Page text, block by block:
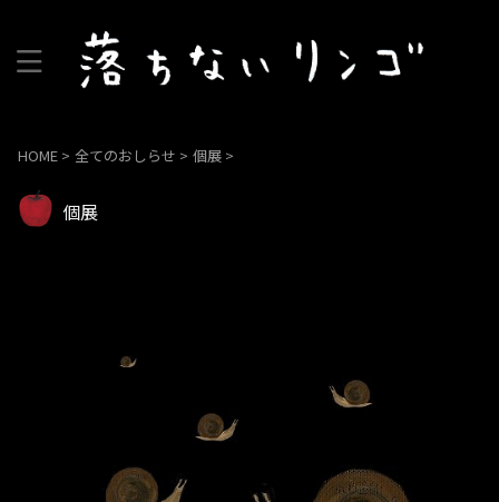
HOME > 全てのおしらせ > 個展 >
個展